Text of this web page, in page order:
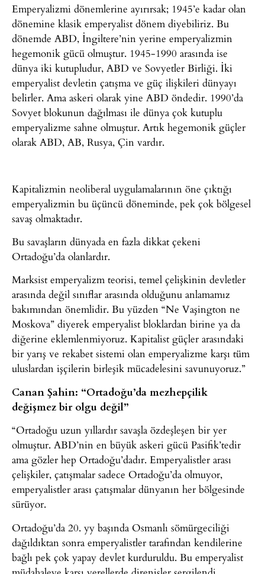
Emperyalizmi dönemlerine ayırırsak; 1945’e kadar olan
dönemine klasik emperyalist dönem diyebiliriz. Bu
dönemde ABD, İngiltere’nin yerine emperyalizmin
hegemonik gücü olmuştur. 1945-1990 arasında ise
dünya iki kutupludur, ABD ve Sovyetler Birliği. İki
emperyalist devletin çatışma ve güç ilişkileri dünyayı
belirler. Ama askeri olarak yine ABD öndedir. 1990’da
Sovyet blokunun dağılması ile dünya çok kutuplu
emperyalizme sahne olmuştur. Artık hegemonik güçler
olarak ABD, AB, Rusya, Çin vardır.
Kapitalizmin neoliberal uygulamalarının öne çıktığı
emperyalizmin bu üçüncü döneminde, pek çok bölgesel
savaş olmaktadır.
Bu savaşların dünyada en fazla dikkat çekeni
Ortadoğu’da olanlardır.
Marksist emperyalizm teorisi, temel çelişkinin devletler
arasında değil sınıflar arasında olduğunu anlamamız
bakımından önemlidir. Bu yüzden “Ne Vaşington ne
Moskova” diyerek emperyalist bloklardan birine ya da
diğerine eklemlenmiyoruz. Kapitalist güçler arasındaki
bir yarış ve rekabet sistemi olan emperyalizme karşı tüm
uluslardan işçilerin birleşik mücadelesini savunuyoruz.”
Canan Şahin: “Ortadoğu’da mezhepçilik
değişmez bir olgu değil”
“Ortadoğu uzun yıllardır savaşla özdeşleşen bir yer
olmuştur. ABD’nin en büyük askeri gücü Pasifik’tedir
ama gözler hep Ortadoğu’dadır. Emperyalistler arası
çelişkiler, çatışmalar sadece Ortadoğu’da olmuyor,
emperyalistler arası çatışmalar dünyanın her bölgesinde
sürüyor.
Ortadoğu’da 20. yy başında Osmanlı sömürgeciliği
dağıldıktan sonra emperyalistler tarafından kendilerine
bağlı pek çok yapay devlet kurduruldu. Bu emperyalist